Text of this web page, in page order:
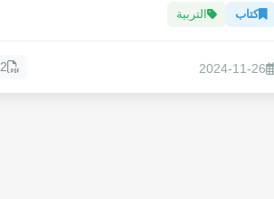
كتاب التربية
2024-11-26
2 Mb